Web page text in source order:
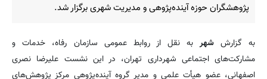
پژوهشگران حوزه آینده‌پژوهی و مدیریت شهری برگزار شد.
به گزارششهر به نقل از روابط عمومی سازمان رفاه، خدمات و
مشارکت‌های اجتماعی شهرداری تهران، در این نشست علیرضا نصری
اصفهانی، عضو هیأت علمی و مدیر گروه آینده‌پژوهی مرکز پژوهش‌های